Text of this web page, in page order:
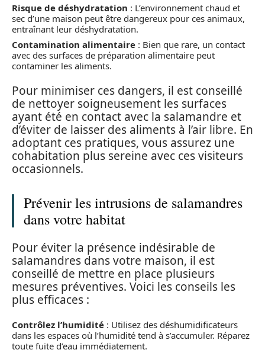
Risque de déshydratation : L’environnement chaud et
sec d’une maison peut être dangereux pour ces animaux,
entraînant leur déshydratation.
Contamination alimentaire : Bien que rare, un contact
avec des surfaces de préparation alimentaire peut
contaminer les aliments.
Pour minimiser ces dangers, il est conseillé
de nettoyer soigneusement les surfaces
ayant été en contact avec la salamandre et
d’éviter de laisser des aliments à l’air libre. En
adoptant ces pratiques, vous assurez une
cohabitation plus sereine avec ces visiteurs
occasionnels.
Prévenir les intrusions de salamandres
dans votre habitat
Pour éviter la présence indésirable de
salamandres dans votre maison, il est
conseillé de mettre en place plusieurs
mesures préventives. Voici les conseils les
plus efficaces :
Contrôlez l’humidité : Utilisez des déshumidificateurs
dans les espaces où l’humidité tend à s’accumuler. Réparez
toute fuite d’eau immédiatement.